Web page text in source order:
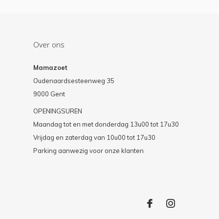
Over ons
Mamazoet
Oudenaardsesteenweg 35
9000 Gent
OPENINGSUREN
Maandag tot en met donderdag 13u00 tot 17u30
Vrijdag en zaterdag van 10u00 tot 17u30
Parking aanwezig voor onze klanten